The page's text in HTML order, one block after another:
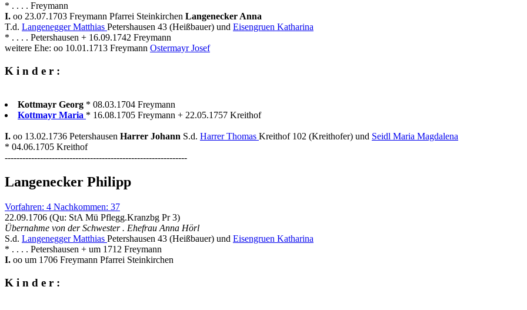
* . . . . Freymann
I. oo 23.07.1703 Freymann Pfarrei Steinkirchen Langenecker Anna
T.d. Langenegger Matthias Petershausen 43 (Heißbauer) und Eisengruen Katharina
* . . . . Petershausen + 16.09.1742 Freymann
weitere Ehe: oo 10.01.1713 Freymann Ostermayr Josef
K i n d e r :
Kottmayr Georg * 08.03.1704 Freymann
Kottmayr Maria * 16.08.1705 Freymann + 22.05.1757 Kreithof
I. oo 13.02.1736 Petershausen Harrer Johann S.d. Harrer Thomas Kreithof 102 (Kreithofer) und Seidl Maria Magdalena
* 04.06.1705 Kreithof
--------------------------------------------------------------
Langenecker Philipp
Vorfahren: 4 Nachkommen: 37
22.09.1706 (Qu: StA Mü Pflegg.Kranzbg Pr 3)
Übernahme von der Schwester . Ehefrau Anna Hörl
S.d. Langenegger Matthias Petershausen 43 (Heißbauer) und Eisengruen Katharina
* . . . . Petershausen + um 1712 Freymann
I. oo um 1706 Freymann Pfarrei Steinkirchen
K i n d e r :